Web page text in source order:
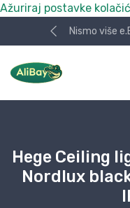
Ažuriraj postavke
Nismo više
Hege Ceiling
Nordlux